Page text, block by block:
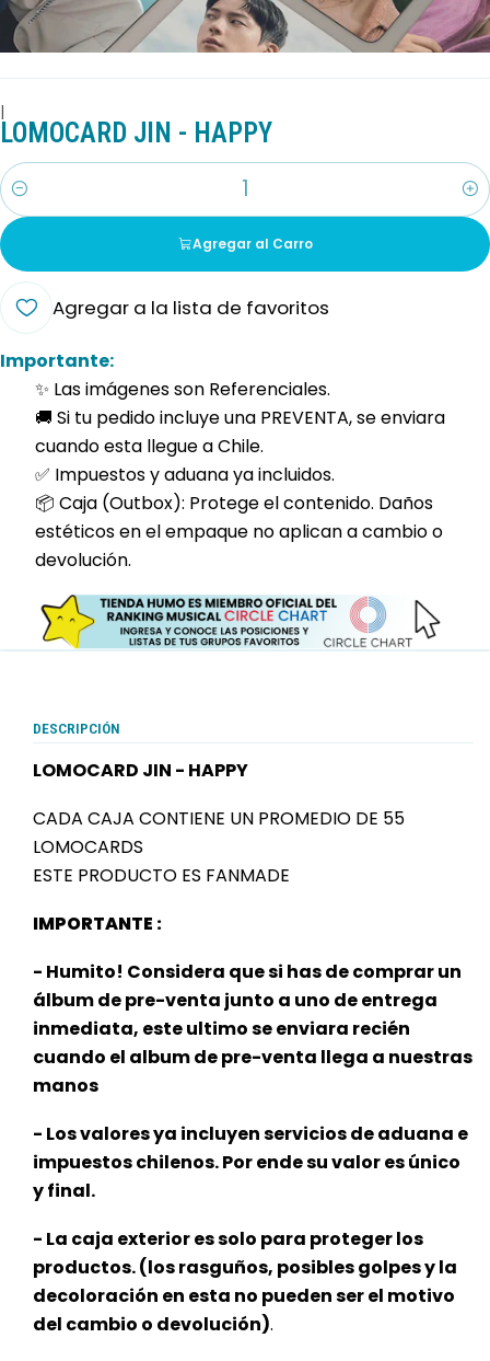
LOMOCARD JIN - HAPPY
Cantidad
Agregar al Carro
Agregar a la lista de favoritos
Importante:
✨ Las imágenes son Referenciales.
🚚 Si tu pedido incluye una PREVENTA, se enviara
cuando esta llegue a Chile.
✅ Impuestos y aduana ya incluidos.
📦 Caja (Outbox): Protege el contenido. Daños
estéticos en el empaque no aplican a cambio o
devolución.
DESCRIPCIÓN
LOMOCARD JIN - HAPPY
CADA CAJA CONTIENE UN PROMEDIO DE 55
LOMOCARDS
ESTE PRODUCTO ES FANMADE
IMPORTANTE :
- Humito! Considera que si has de comprar un
álbum de pre-venta junto a uno de entrega
inmediata, este ultimo se enviara recién
cuando el album de pre-venta llega a nuestras
manos
- Los valores ya incluyen servicios de aduana e
impuestos chilenos. Por ende su valor es único
y final.
- La caja exterior es solo para proteger los
productos. (los rasguños, posibles golpes y la
decoloración en esta no pueden ser el motivo
del cambio o devolución).